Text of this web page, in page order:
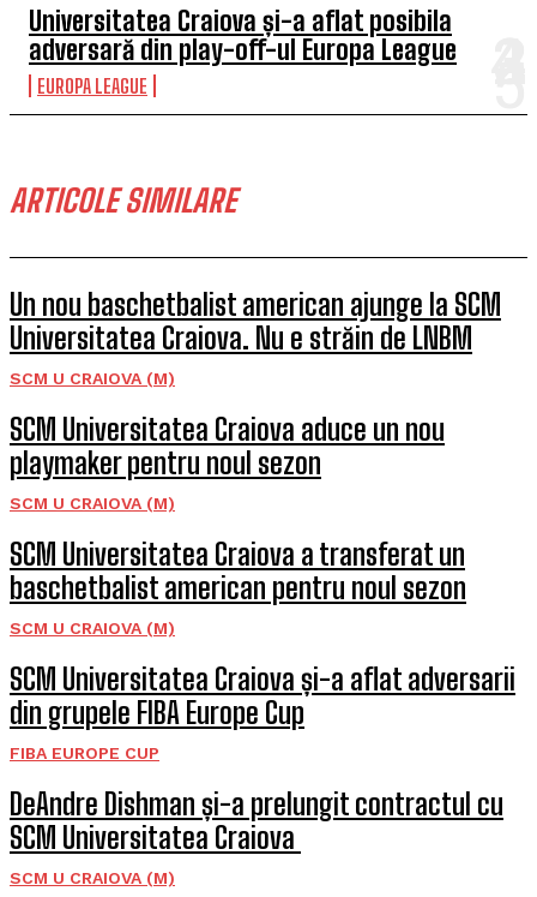
Universitatea Craiova și-a aflat posibila
adversară din play-off-ul Europa League
EUROPA LEAGUE
ARTICOLE SIMILARE
Un nou baschetbalist american ajunge la SCM
Universitatea Craiova. Nu e străin de LNBM
SCM U CRAIOVA (M)
SCM Universitatea Craiova aduce un nou
playmaker pentru noul sezon
SCM U CRAIOVA (M)
SCM Universitatea Craiova a transferat un
baschetbalist american pentru noul sezon
SCM U CRAIOVA (M)
SCM Universitatea Craiova și-a aflat adversarii
din grupele FIBA Europe Cup
FIBA EUROPE CUP
DeAndre Dishman și-a prelungit contractul cu
SCM Universitatea Craiova
SCM U CRAIOVA (M)